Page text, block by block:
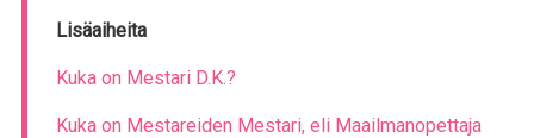
Lisäaiheita
Kuka on Mestari D.K.?
Kuka on Mestareiden Mestari, eli Maailmanopettaja